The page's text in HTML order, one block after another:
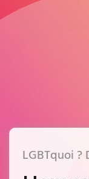
LGBTquoi